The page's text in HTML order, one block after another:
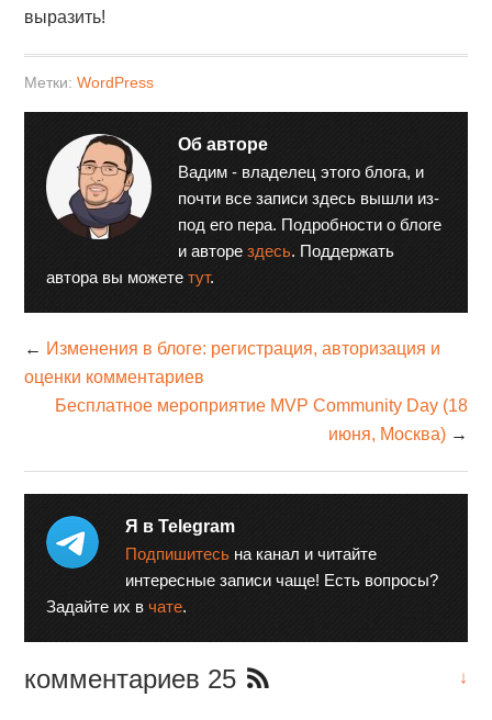
выразить!
Метки:WordPress
Об авторе
Вадим - владелец этого блога, и
почти все записи здесь вышли из-
под его пера. Подробности о блоге
и авторездесь. Поддержать
автора вы можететут.
← Изменения в блоге: регистрация, авторизация и
оценки комментариев
Бесплатное мероприятие MVP Community Day (18
июня, Москва) →
Я в Telegram
Подпишитесь на канал и читайте
интересные записи чаще! Есть вопросы?
Задайте их вчате.
комментариев 25 ↓